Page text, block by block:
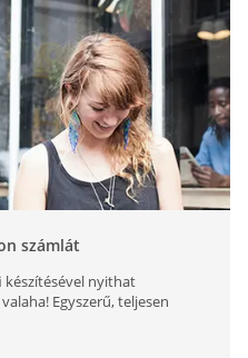
számlát
készítésével nyithat
Egyszerű, teljesen